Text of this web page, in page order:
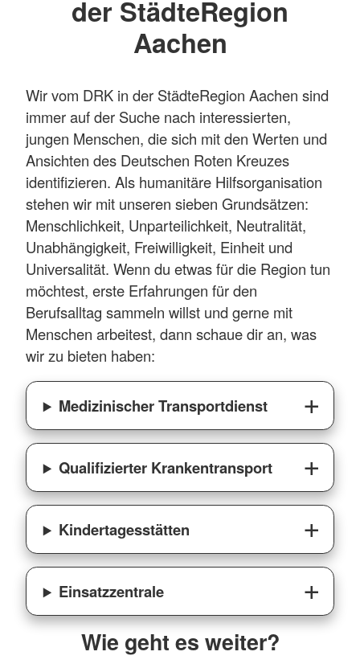
der StädteRegion
Aachen
Wir vom DRK in der StädteRegion Aachen sind
immer auf der Suche nach interessierten,
jungen Menschen, die sich mit den Werten und
Ansichten des Deutschen Roten Kreuzes
identifizieren. Als humanitäre Hilfsorganisation
stehen wir mit unseren sieben Grundsätzen:
Menschlichkeit, Unparteilichkeit, Neutralität,
Unabhängigkeit, Freiwilligkeit, Einheit und
Universalität. Wenn du etwas für die Region tun
möchtest, erste Erfahrungen für den
Berufsalltag sammeln willst und gerne mit
Menschen arbeitest, dann schaue dir an, was
wir zu bieten haben:
Medizinischer Transportdienst
Qualifizierter Krankentransport
Kindertagesstätten
Einsatzzentrale
Wie geht es weiter?